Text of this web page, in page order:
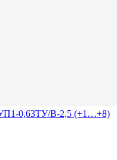
0,63ТУ/В-2,5 (+1…+8)